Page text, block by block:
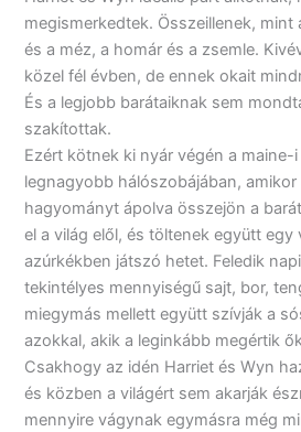
megismerkedtek. Összeillenek, mint
és a méz, a homár és a zsemle.
közel fél évben, de ennek okait
És a legjobb barátaiknak sem
szakítottak.
Ezért kötnek ki nyár végén a maine-
legnagyobb hálószobájában,
hagyományt ápolva összejön a
el a világ elől, és töltenek együtt egy
azúrkékben játszó hetet. Feledik
tekintélyes mennyiségű sajt, bor,
miegymás mellett együtt szívják a
azokkal, akik a leginkább megértik
Csakhogy az idén Harriet és Wyn
és közben a világért sem akarják
mennyire vágynak egymásra még